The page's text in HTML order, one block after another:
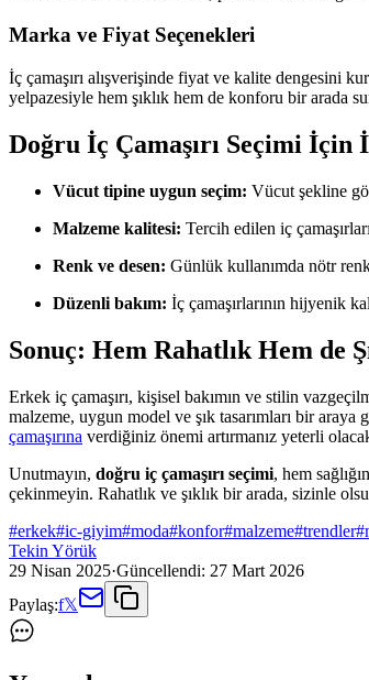
Marka ve Fiyat Seçenekleri
İç çamaşırı alışverişinde fiyat ve kalite dengesini
yelpazesiyle hem şıklık hem de konforu bir arada
Doğru İç Çamaşırı Seçimi İçin
Vücut tipine uygun seçim: Vücut şekline
Malzeme kalitesi: Tercih edilen iç
Renk ve desen: Günlük kullanımda nötr
Düzenli bakım: İç çamaşırlarının hijyenik
Sonuç: Hem Rahatlık Hem de
Erkek iç çamaşırı, kişisel bakımın ve stilin
malzeme, uygun model ve şık tasarımları bir
çamaşırına verdiğiniz önemi artırmanız yeterli
Unutmayın, doğru iç çamaşırı seçimi, hem
çekinmeyin. Rahatlık ve şıklık bir arada, sizinle
#erkek#ic-giyim#moda#konfor#malzeme#trendler#
Tekin Yörük
29 Nisan 2025·Güncellendi: 27 Mart 2026
Paylaş:f𝕏